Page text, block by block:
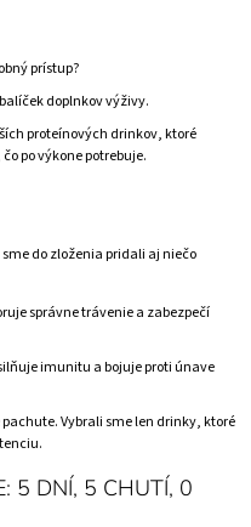
prístup?
doplnkov výživy.
proteínových drinkov, ktoré
po výkone potrebuje.
do zloženia pridali aj niečo
správne trávenie a zabezpečí
imunitu a bojuje proti únave
Vybrali sme len drinky, ktoré
5 DNÍ, 5 CHUTÍ, 0